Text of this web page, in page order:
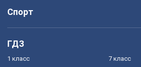
Спорт
ГДЗ
1 класс 7 класс